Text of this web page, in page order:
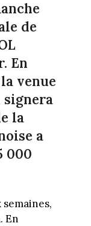
de
En
venue
signera
la
a
000
En